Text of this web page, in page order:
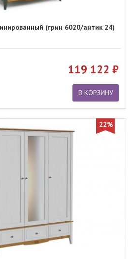
(грин 6020/антик 24)
119 122
В КОРЗИНУ
22%